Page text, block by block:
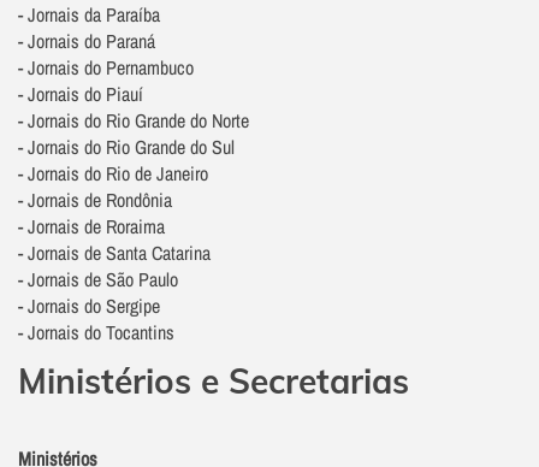
- Jornais da Paraíba
- Jornais do Paraná
- Jornais do Pernambuco
- Jornais do Piauí
- Jornais do Rio Grande do Norte
- Jornais do Rio Grande do Sul
- Jornais do Rio de Janeiro
- Jornais de Rondônia
- Jornais de Roraima
- Jornais de Santa Catarina
- Jornais de São Paulo
- Jornais do Sergipe
- Jornais do Tocantins
Ministérios e Secretarias
Ministérios